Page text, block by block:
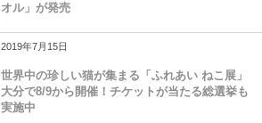
オル」が発売
2019年7月15日
世界中の珍しい猫が集まる「ふれあい ねこ展」
大分で8/9から開催！チケットが当たる総選挙も
実施中